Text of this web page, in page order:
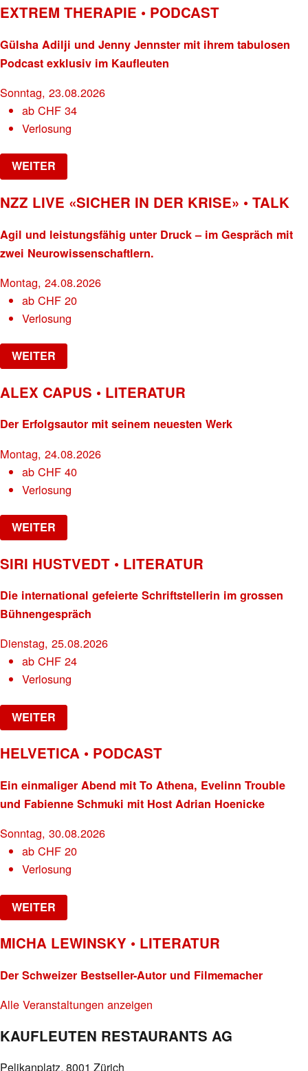
EXTREM THERAPIE • PODCAST
Gülsha Adilji und Jenny Jennster mit ihrem tabulosen
Podcast exklusiv im Kaufleuten
Sonntag, 23.08.2026
abCHF 34
Verlosung
WEITER
NZZ LIVE «SICHER IN DER KRISE» • TALK
Agil und leistungsfähig unter Druck – im Gespräch mit
zwei Neurowissenschaftlern.
Montag, 24.08.2026
abCHF 20
Verlosung
WEITER
ALEX CAPUS • LITERATUR
Der Erfolgsautor mit seinem neuesten Werk
Montag, 24.08.2026
abCHF 40
Verlosung
WEITER
SIRI HUSTVEDT • LITERATUR
Die international gefeierte Schriftstellerin im grossen
Bühnengespräch
Dienstag, 25.08.2026
abCHF 24
Verlosung
WEITER
HELVETICA • PODCAST
Ein einmaliger Abend mit To Athena, Evelinn Trouble
und Fabienne Schmuki mit Host Adrian Hoenicke
Sonntag, 30.08.2026
abCHF 20
Verlosung
WEITER
MICHA LEWINSKY • LITERATUR
Der Schweizer Bestseller-Autor und Filmemacher
Alle Veranstaltungen anzeigen
KAUFLEUTEN RESTAURANTS AG
Pelikanplatz, 8001 Zürich